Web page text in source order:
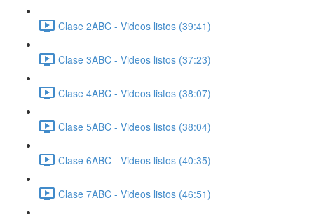
Clase 2ABC - Videos listos (39:41)
Clase 3ABC - Videos listos (37:23)
Clase 4ABC - Videos listos (38:07)
Clase 5ABC - Videos listos (38:04)
Clase 6ABC - Videos listos (40:35)
Clase 7ABC - Videos listos (46:51)